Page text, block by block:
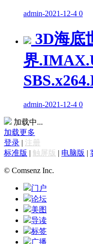
admin-2021-12-4 0
3D海底
界
admin-2021-12-4 0
加载中...
加载更多
登录 | 注册
标准版 | 触屏版 | 电脑版 |
© Comsenz Inc.
门户
论坛
美图
导读
标签
广播